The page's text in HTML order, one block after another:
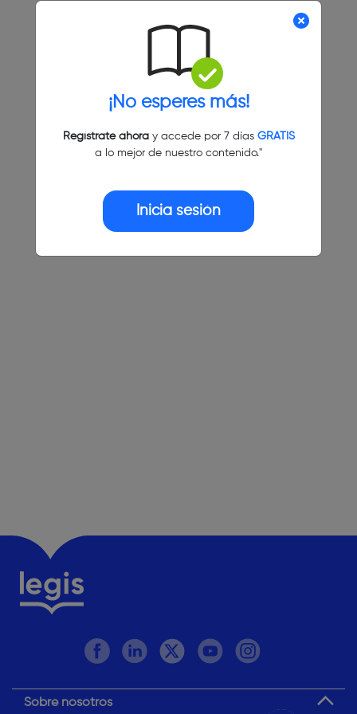
Sobre nosotros
¡No esperes más!
Regístrate ahoray accede por 7 días GRATIS
a lo mejor de nuestro contenido."
Inicia sesión